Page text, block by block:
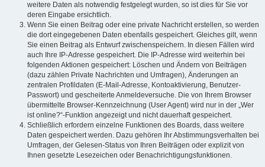
weitere Daten als notwendig festgelegt wurden, so ist dies für Sie vor
deren Eingabe ersichtlich.
Wenn Sie einen Beitrag oder eine private Nachricht erstellen, so werden
die dort eingegebenen Daten ebenfalls gespeichert. Gleiches gilt, wenn
Sie einen Beitrag als Entwurf zwischenspeichern. In diesen Fällen wird
auch Ihre IP-Adresse gespeichert. Die IP-Adresse wird weiterhin bei
folgenden Aktionen gespeichert: Löschen und Ändern von Beiträgen
(dazu zählen Private Nachrichten und Umfragen), Änderungen an
zentralen Profildaten (E-Mail-Adresse, Kontoaktivierung, Benutzer-
Passwort) und gescheiterte Anmeldeversuche. Die von Ihrem Browser
übermittelte Browser-Kennzeichnung (User Agent) wird nur in der „Wer
ist online?“-Funktion angezeigt und nicht dauerhaft gespeichert.
Schließlich erfordern einzelne Funktionen des Boards, dass weitere
Daten gespeichert werden. Dazu gehören Ihr Abstimmungsverhalten bei
Umfragen, der Gelesen-Status von Ihren Beiträgen oder explizit von
Ihnen gesetzte Lesezeichen oder Benachrichtigungsfunktionen.